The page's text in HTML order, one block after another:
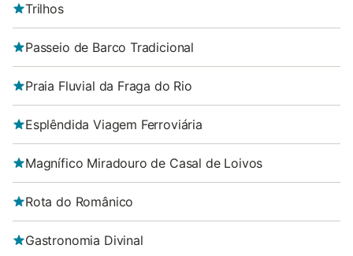
Trilhos
Passeio de Barco Tradicional
Praia Fluvial da Fraga do Rio
Esplêndida Viagem Ferroviária
Magnífico Miradouro de Casal de Loivos
Rota do Românico
Gastronomia Divinal